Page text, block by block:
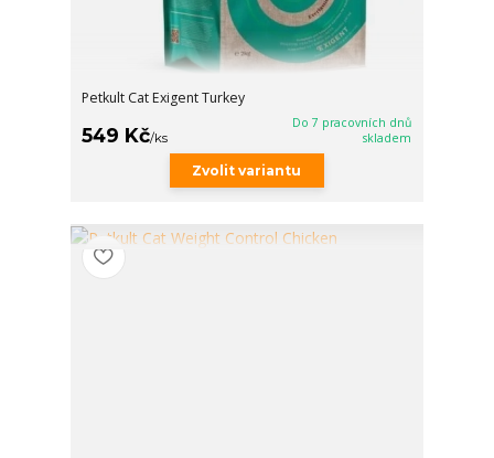
Petkult Cat Exigent Turkey
549 Kč/ks
Do 7 pracovních dnů
skladem
Zvolit variantu